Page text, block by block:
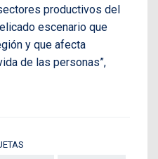
productivos del
escenario que
y que afecta
de las personas”,